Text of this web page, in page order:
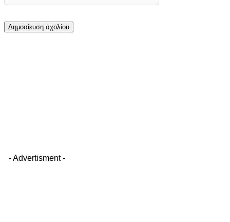
- Advertisment -